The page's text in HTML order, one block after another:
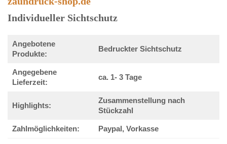
Individueller Sichtschutz
Angebotene
Produkte:
Bedruckter Sichtschutz
Angegebene
Lieferzeit:
ca. 1- 3 Tage
Highlights:
Zusammenstellung nach
Stückzahl
Zahlmöglichkeiten: Paypal, Vorkasse